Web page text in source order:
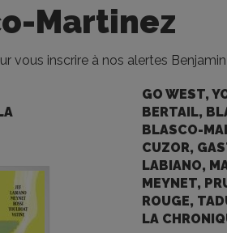
Martinez
vous inscrire à nos alertes
GO WEST,
BERTAIL,
BLASCO-
CUZOR,
LABIANO,
MEYNET,
ROUGE,
LA